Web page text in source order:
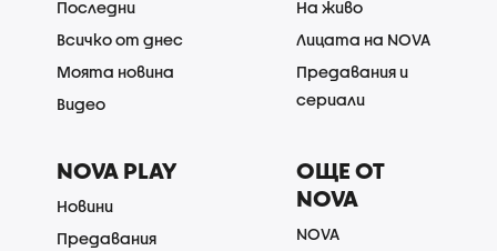
Последни
Всичко от днес
Моята новина
Видео
На живо
Лицата на NOVA
Предавания и
сериали
NOVA PLAY
Новини
Предавания
ОЩЕ ОТ
NOVA
NOVA